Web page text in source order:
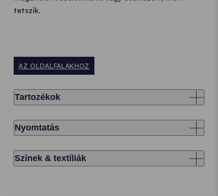
tetszik.
AZ OLDALFALAKHOZ
Tartozékok
Nyomtatás
Színek & textíliák